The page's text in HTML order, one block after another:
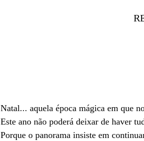
Natal... aquela época mágica em que
Este ano não poderá deixar de haver
Porque o panorama insiste em